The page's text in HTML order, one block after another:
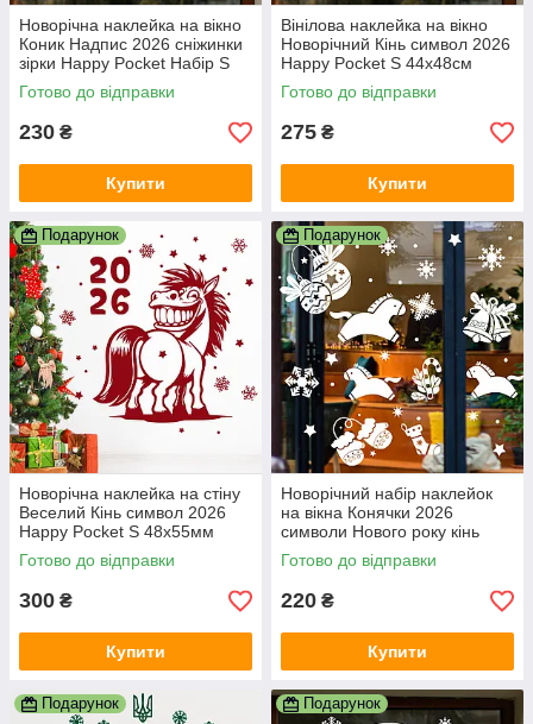
Новорічна наклейка на вікно
Коник Надпис 2026 сніжинки
зірки Happy Pocket Набір S
білий матовий HP-151S-010M
Готово до відправки
230 ₴
Купити
Вінілова наклейка на вікно
Новорічний Кінь символ 2026
Happy Pocket S 44х48см
білий матовий (HP-148S-
010M)
Готово до відправки
275 ₴
Купити
Подарунок
Новорічна наклейка на стіну
Веселий Кінь символ 2026
Happy Pocket S 48х55мм
червоний матовий (HP-149S-
030M)
Готово до відправки
300 ₴
Купити
Подарунок
Новорічний набір наклейок
на вікна Конячки 2026
символи Нового року кінь
сніжинки кульки дзвіночок
білий матовий
Готово до відправки
220 ₴
Купити
Подарунок Подарунок